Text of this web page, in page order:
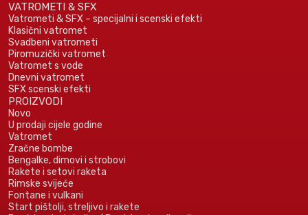
VATROMETI & SFX
Vatrometi & SFX – specijalni i scenski efekti
Klasični vatromet
Svadbeni vatrometi
Piromuzički vatromet
Vatromet s vode
Dnevni vatromet
SFX scenski efekti
PROIZVODI
Novo
U prodaji cijele godine
Vatromet
Zračne bombe
Bengalke, dimovi i strobovi
Rakete i setovi raketa
Rimske svijeće
Fontane i vulkani
Start pištolji, streljivo i rakete